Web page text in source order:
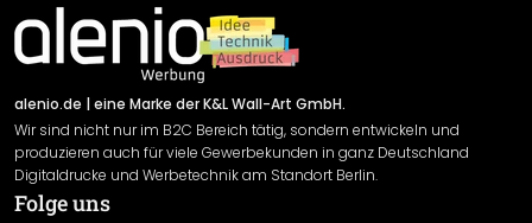
Newsletter An-/Abmeldung
Sendungsverfolgung
Impressum
Versand & Zahlung
Rücksendung
Widerrufsrecht
Datenschutzerklärung
Gewährleistung
alenio.de | eine Marke der K&L Wall-Art GmbH.
Wir sind nicht nur im B2C Bereich tätig, sondern entwickeln und
produzieren auch für viele Gewerbekunden in ganz Deutschland
Digitaldrucke und Werbetechnik am Standort Berlin.
Folge uns